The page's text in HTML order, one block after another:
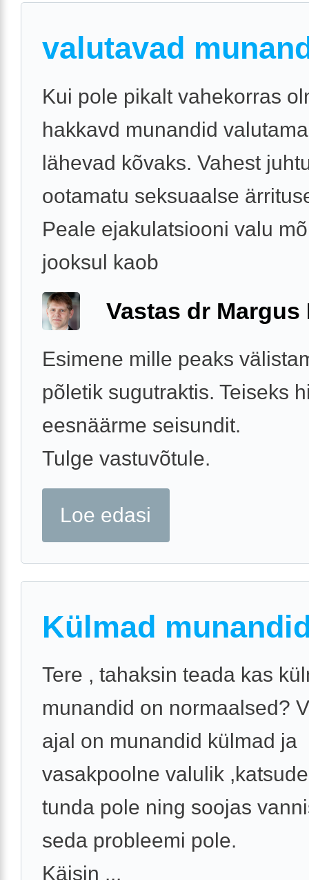
valutavad
Kui pole pikalt vahekorras
hakkavd munandid
lähevad kõvaks. Vahest
ootamatu seksuaalse
Peale ejakulatsiooni valu
jooksul kaob
Vastas dr Margus
Esimene mille peaks
põletik sugutraktis. Teiseks
eesnäärme seisundit.
Tulge vastuvõtule.
Loe edasi
Külmad
Tere , tahaksin teada kas
munandid on normaalsed?
ajal on munandid külmad ja
vasakpoolne valulik
tunda pole ning soojas
seda probleemi pole.
Käisin ...